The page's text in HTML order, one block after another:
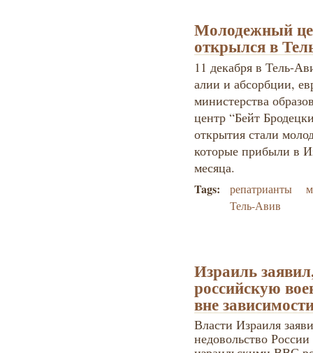
Молодежный
открылся в
11 декабря в Тель-
алии и абсорбции,
министерства
центр “Бейт
открытия стали
которые прибыли в
месяца.
Tags: репатрианты
Тель-Авив
Израиль
российскую
вне
Власти Израиля
недовольство